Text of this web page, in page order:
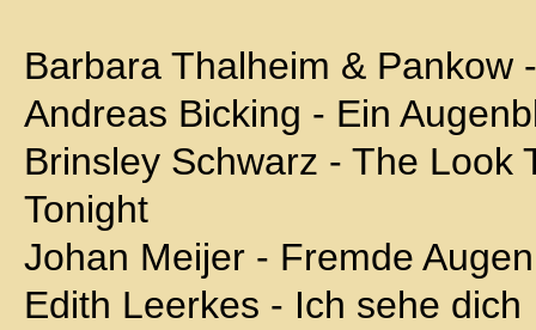
Barbara Thalheim & Pankow
Andreas Bicking - Ein
Brinsley Schwarz - The Look
Tonight
Johan Meijer - Fremde Augen
Edith Leerkes - Ich sehe dich